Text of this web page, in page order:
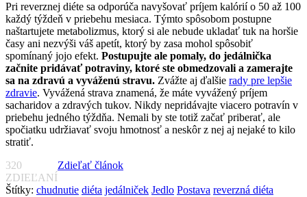
Pri reverznej diéte sa odporúča navyšovať príjem kalórií o 50 až 100
každý týždeň v priebehu mesiaca. Týmto spôsobom postupne
naštartujete metabolizmus, ktorý si ale nebude ukladať tuk na horšie
časy ani nezvýši váš apetít, ktorý by zasa mohol spôsobiť
spomínaný jojo efekt. Postupujte ale pomaly, do jedálnička
začnite pridávať potraviny, ktoré ste obmedzovali a zamerajte
sa na zdravú a vyváženú stravu. Zvážte aj ďalšie rady pre lepšie
zdravie. Vyvážená strava znamená, že máte vyvážený príjem
sacharidov a zdravých tukov. Nikdy nepridávajte viacero potravín v
priebehu jedného týždňa. Nemali by ste totiž začať priberať, ale
spočiatku udržiavať svoju hmotnosť a neskôr z nej aj nejaké to kilo
stratiť.
320
ZDIEĽANÍ
Zdieľať článok
Štítky: chudnutie diéta jedálniček Jedlo Postava reverzná diéta